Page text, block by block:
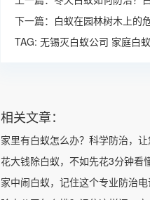
下一篇： 白蚁在园林树木上的
TAG: 无锡灭白蚁公司 家庭白
相关文章：
家里有白蚁怎么办？科学防治，
花大钱除白蚁，不如先花3分钟看
家中闹白蚁，记住这个专业防治